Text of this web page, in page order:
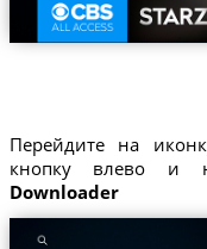
Перейдите на
кнопку влево и
Downloader